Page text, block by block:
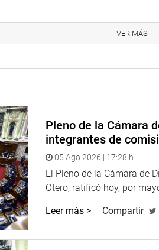
VER MÁS
Pleno de la Cámara
integrantes de
05 Ago 2026 | 17:28 h
El Pleno de la Cámara de
Otero, ratificó hoy, por
Leer más > Compartir